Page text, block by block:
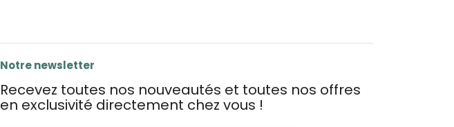
Notre newsletter
Recevez toutes nos nouveautés et toutes nos offres
en exclusivité directement chez vous !